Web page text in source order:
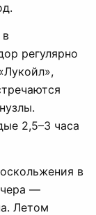
в
регулярно
2,5–3 часа
в
—
Летом